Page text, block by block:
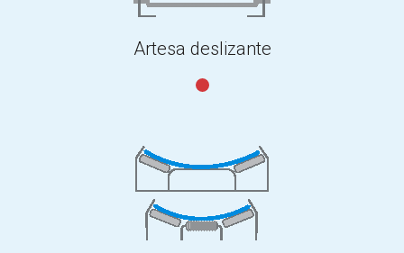
Artesa deslizante